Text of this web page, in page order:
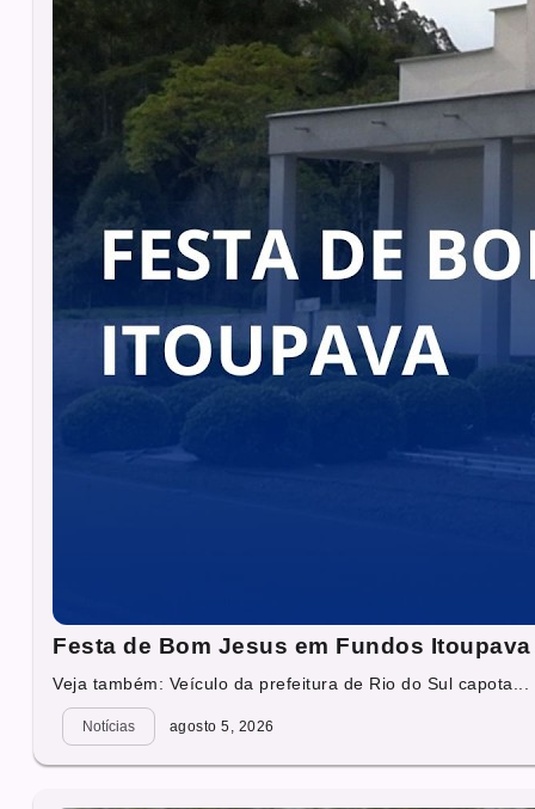
Festa de Bom Jesus em Fundos
Veja também: Veículo da prefeitura de Rio do Sul capota...
Notícias agosto 5, 2026